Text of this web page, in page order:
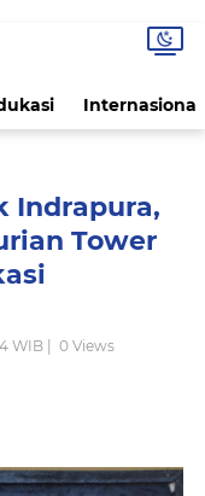
Internasional
Indrapura,
Tower
WIB | 0Views